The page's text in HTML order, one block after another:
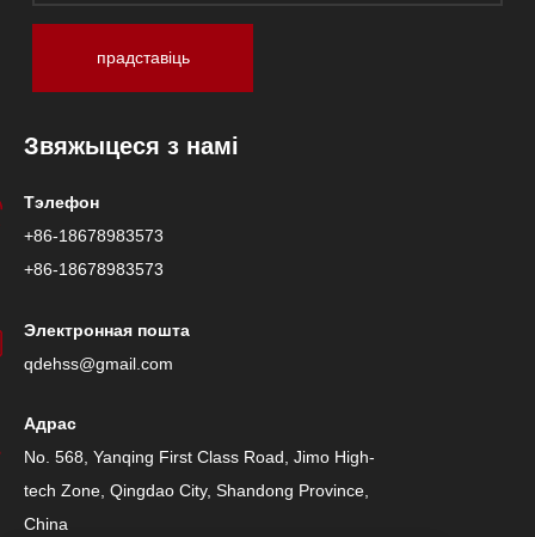
прадставіць
Звяжыцеся з намі
Тэлефон
+86-18678983573
+86-18678983573
Электронная пошта
qdehss@gmail.com
Адрас
No. 568, Yanqing First Class Road, Jimo High-
tech Zone, Qingdao City, Shandong Province,
China